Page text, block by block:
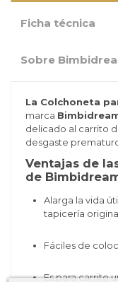
Ficha técnica
Sobre
La Colchoneta
marca
delicado al carrito
desgaste
Ventajas de
de
Alarga la vida
tapicería
Fáciles de
Es para carrito